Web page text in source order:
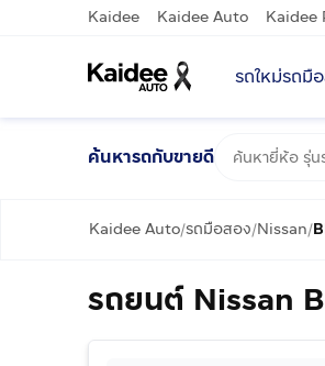
Kaidee Kaidee Auto Kaidee
รถใหม่รถมื
ค้นหารถกับขายดี
Kaidee Auto/รถมือสอง/Nissan/
รถยนต์ Nissan